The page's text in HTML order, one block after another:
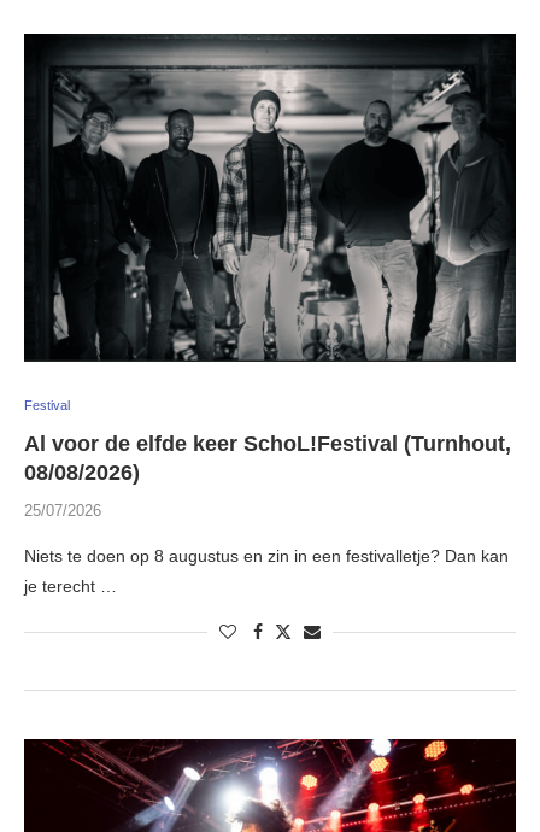
Festival
Al voor de elfde keer SchoL!Festival (Turnhout,
08/08/2026)
25/07/2026
Niets te doen op 8 augustus en zin in een festivalletje? Dan kan
je terecht …